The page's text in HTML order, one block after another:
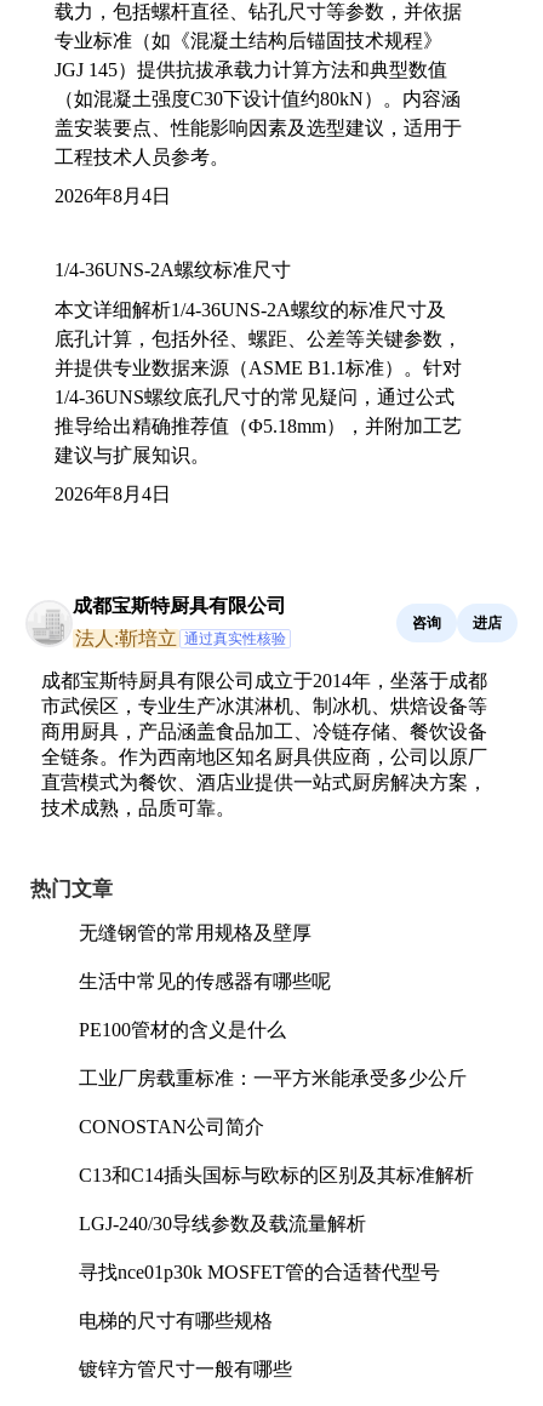
载力，包括螺杆直径、钻孔尺寸等参数，并依据
专业标准（如《混凝土结构后锚固技术规程》
JGJ 145）提供抗拔承载力计算方法和典型数值
（如混凝土强度C30下设计值约80kN）。内容涵
盖安装要点、性能影响因素及选型建议，适用于
工程技术人员参考。
2026年8月4日
1/4-36UNS-2A螺纹标准尺寸
本文详细解析1/4-36UNS-2A螺纹的标准尺寸及
底孔计算，包括外径、螺距、公差等关键参数，
并提供专业数据来源（ASME B1.1标准）。针对
1/4-36UNS螺纹底孔尺寸的常见疑问，通过公式
推导给出精确推荐值（Φ5.18mm），并附加工艺
建议与扩展知识。
2026年8月4日
成都宝斯特厨具有限公司
法人:靳培立 通过真实性核验
咨询 进店
成都宝斯特厨具有限公司成立于2014年，坐落于成都
市武侯区，专业生产冰淇淋机、制冰机、烘焙设备等
商用厨具，产品涵盖食品加工、冷链存储、餐饮设备
全链条。作为西南地区知名厨具供应商，公司以原厂
直营模式为餐饮、酒店业提供一站式厨房解决方案，
技术成熟，品质可靠。
热门文章
无缝钢管的常用规格及壁厚
生活中常见的传感器有哪些呢
PE100管材的含义是什么
工业厂房载重标准：一平方米能承受多少公斤
CONOSTAN公司简介
C13和C14插头国标与欧标的区别及其标准解析
LGJ-240/30导线参数及载流量解析
寻找nce01p30k MOSFET管的合适替代型号
电梯的尺寸有哪些规格
镀锌方管尺寸一般有哪些